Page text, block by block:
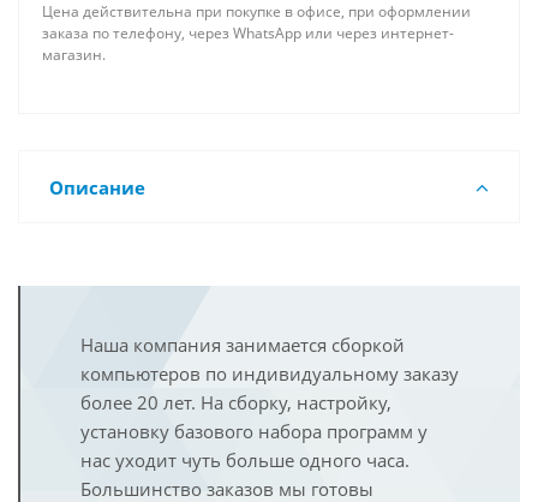
Цена действительна при покупке в офисе, при оформлении
заказа по телефону, через WhatsApp или через интернет-
магазин.
Описание
Наша компания занимается сборкой
компьютеров по индивидуальному заказу
более 20 лет. На сборку, настройку,
установку базового набора программ у
нас уходит чуть больше одного часа.
Большинство заказов мы готовы